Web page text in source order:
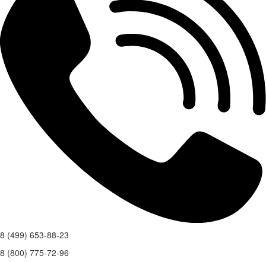
8 (499) 653-88-23
8 (800) 775-72-96